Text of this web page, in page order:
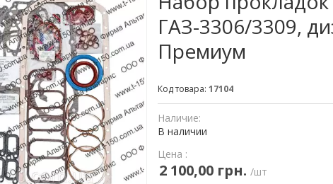
ГАЗ-3306/3309,
Премиум
Код товара: 17104
Наличие:
В наличии
Цена :
2 100,00 грн. /шт